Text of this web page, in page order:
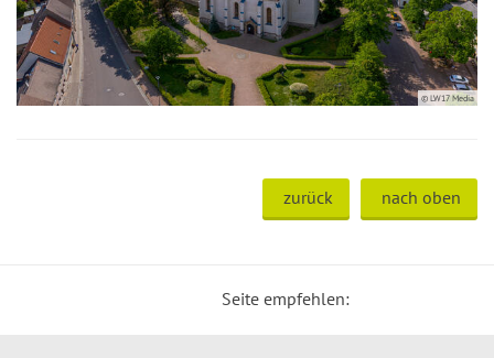
© LW17 Media
zurück nach oben
Seite empfehlen: